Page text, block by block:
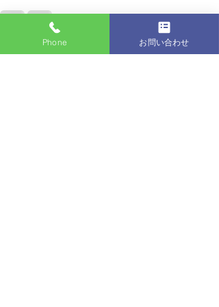
最新記事 すべて表示
Phone お問い合わせ